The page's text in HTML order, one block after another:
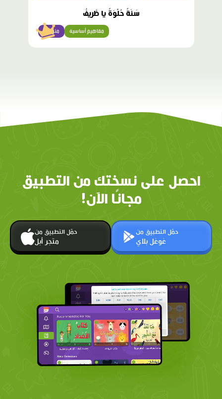
سَنَةٌ حُلْوَةٌ يا ظَريفُ
متوسّط مفاهيم أساسية
احصل على نسختك من التطبيق
مجانًا الآن!
حمّل التطبيق من
متجر أبل
حمّل التطبيق من
غوغل بلاي